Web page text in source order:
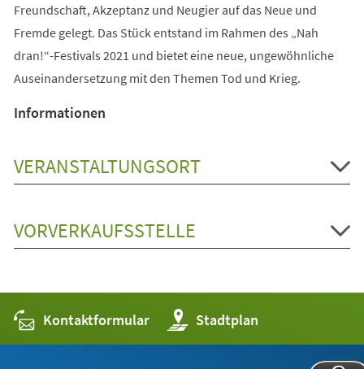
Freundschaft, Akzeptanz und Neugier auf das Neue und
Fremde gelegt. Das Stück entstand im Rahmen des „Nah
dran!“-Festivals 2021 und bietet eine neue, ungewöhnliche
Auseinandersetzung mit den Themen Tod und Krieg.
Informationen
VERANSTALTUNGSORT
VORVERKAUFSSTELLE
Kontaktformular Stadtplan
(Öffnet
in
einem